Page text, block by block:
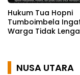
Hukum Tua Hopni
Tumboimbela
Warga Tidak
NUSA UTARA